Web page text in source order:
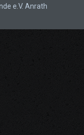
e.V. Anrath